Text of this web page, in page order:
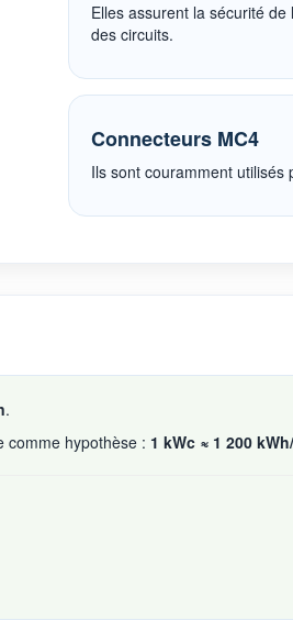
Elles assurent la sécurité de
des circuits.
Connecteurs MC4
Ils sont couramment
.
comme hypothèse : 1 kWc ≈ 1 200